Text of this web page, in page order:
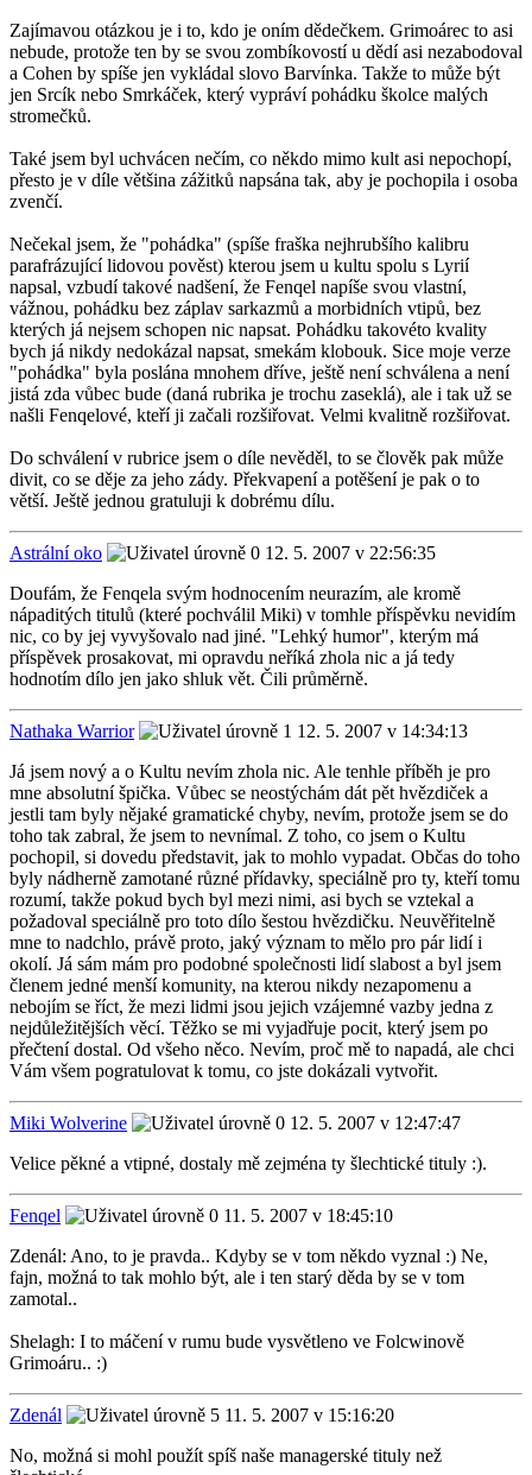
Zajímavou otázkou je i to, kdo je oním dědečkem. Grimoárec to asi
nebude, protože ten by se svou zombíkovostí u dědí asi nezabodoval
a Cohen by spíše jen vykládal slovo Barvínka. Takže to může být
jen Srcík nebo Smrkáček, který vypráví pohádku školce malých
stromečků.
Také jsem byl uchvácen nečím, co někdo mimo kult asi nepochopí,
přesto je v díle většina zážitků napsána tak, aby je pochopila i osoba
zvenčí.
Nečekal jsem, že "pohádka" (spíše fraška nejhrubšího kalibru
parafrázující lidovou pověst) kterou jsem u kultu spolu s Lyrií
napsal, vzbudí takové nadšení, že Fenqel napíše svou vlastní,
vážnou, pohádku bez záplav sarkazmů a morbidních vtipů, bez
kterých já nejsem schopen nic napsat. Pohádku takovéto kvality
bych já nikdy nedokázal napsat, smekám klobouk. Sice moje verze
"pohádka" byla poslána mnohem dříve, ještě není schválena a není
jistá zda vůbec bude (daná rubrika je trochu zaseklá), ale i tak už se
našli Fenqelové, kteří ji začali rozšiřovat. Velmi kvalitně rozšiřovat.
Do schválení v rubrice jsem o díle nevěděl, to se člověk pak může
divit, co se děje za jeho zády. Překvapení a potěšení je pak o to
větší. Ještě jednou gratuluji k dobrému dílu.
Astrální oko
12. 5. 2007 v 22:56:35
Doufám, že Fenqela svým hodnocením neurazím, ale kromě
nápaditých titulů (které pochválil Miki) v tomhle příspěvku nevidím
nic, co by jej vyvyšovalo nad jiné. "Lehký humor", kterým má
příspěvek prosakovat, mi opravdu neříká zhola nic a já tedy
hodnotím dílo jen jako shluk vět. Čili průměrně.
Nathaka Warrior
12. 5. 2007 v 14:34:13
Já jsem nový a o Kultu nevím zhola nic. Ale tenhle příběh je pro
mne absolutní špička. Vůbec se neostýchám dát pět hvězdiček a
jestli tam byly nějaké gramatické chyby, nevím, protože jsem se do
toho tak zabral, že jsem to nevnímal. Z toho, co jsem o Kultu
pochopil, si dovedu představit, jak to mohlo vypadat. Občas do toho
byly nádherně zamotané různé přídavky, speciálně pro ty, kteří tomu
rozumí, takže pokud bych byl mezi nimi, asi bych se vztekal a
požadoval speciálně pro toto dílo šestou hvězdičku. Neuvěřitelně
mne to nadchlo, právě proto, jaký význam to mělo pro pár lidí i
okolí. Já sám mám pro podobné společnosti lidí slabost a byl jsem
členem jedné menší komunity, na kterou nikdy nezapomenu a
nebojím se říct, že mezi lidmi jsou jejich vzájemné vazby jedna z
nejdůležitějších věcí. Těžko se mi vyjadřuje pocit, který jsem po
přečtení dostal. Od všeho něco. Nevím, proč mě to napadá, ale chci
Vám všem pogratulovat k tomu, co jste dokázali vytvořit.
Miki Wolverine
12. 5. 2007 v 12:47:47
Velice pěkné a vtipné, dostaly mě zejména ty šlechtické tituly :).
Fenqel
11. 5. 2007 v 18:45:10
Zdenál: Ano, to je pravda.. Kdyby se v tom někdo vyznal :) Ne,
fajn, možná to tak mohlo být, ale i ten starý děda by se v tom
zamotal..
Shelagh: I to máčení v rumu bude vysvětleno ve Folcwinově
Grimoáru.. :)
Zdenál
11. 5. 2007 v 15:16:20
No, možná si mohl použít spíš naše managerské tituly než